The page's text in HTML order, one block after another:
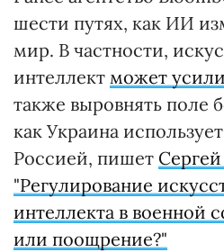
шести путях, как ИИ
мир. В частности,
интеллект может
также выровнять поле
как Украина
Россией, пишет
"Регулирование
интеллекта в военной
или поощрение?"